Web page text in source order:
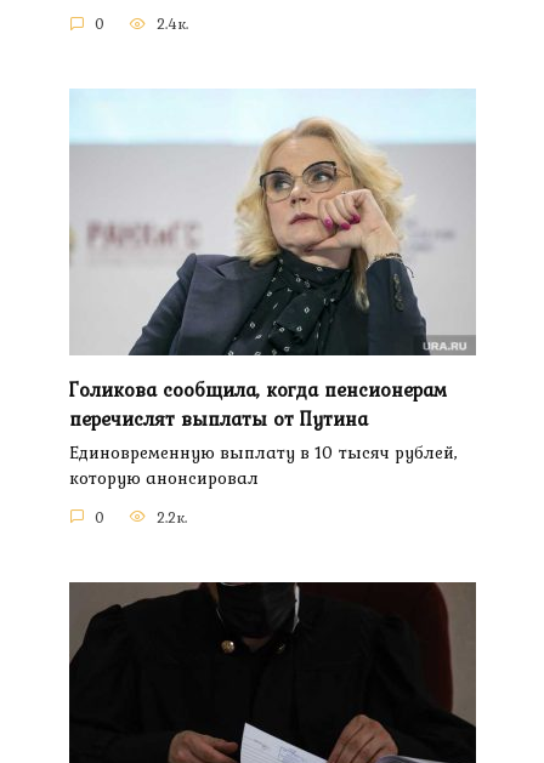
0 2.4к.
Голикова сообщила, когда пенсионерам
перечислят выплаты от Путина
Единовременную выплату в 10 тысяч рублей,
которую анонсировал
0 2.2к.